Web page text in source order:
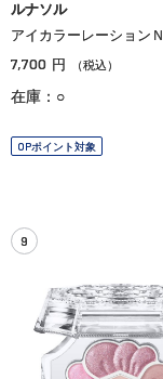
ルナソル
アイカラーレーションＮ
7,700 円 （税込）
在庫：○
OPポイント対象
9